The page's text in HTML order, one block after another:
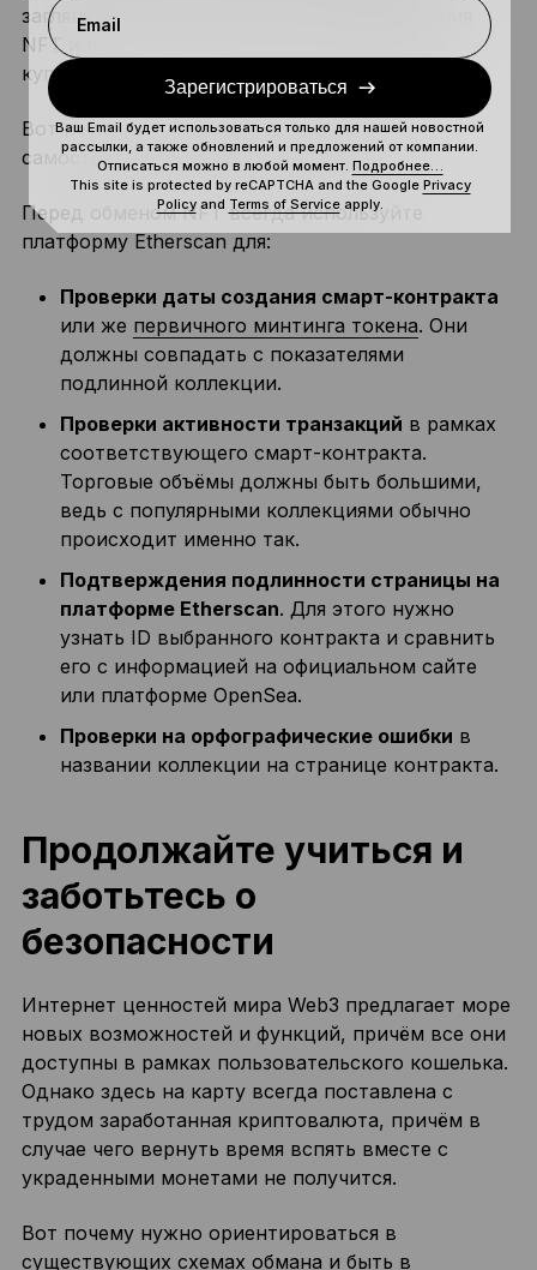
заглянуть за рамки одного лишь изображения
NFT и понять, что конкретно предлагается
купить.
Вот несколько пунктов, которые помогут
самостоятельно обнаружить обман.
Перед обменом NFT всегда используйте
платформу Etherscan для:
Проверки даты создания смарт-контракта
или же первичного минтинга токена. Они
должны совпадать с показателями
подлинной коллекции.
Проверки активности транзакций в рамках
соответствующего смарт-контракта.
Торговые объёмы должны быть большими,
ведь с популярными коллекциями обычно
происходит именно так.
Подтверждения подлинности страницы на
платформе Etherscan. Для этого нужно
узнать ID выбранного контракта и сравнить
его с информацией на официальном сайте
или платформе OpenSea.
Проверки на орфографические ошибки в
названии коллекции на странице контракта.
Продолжайте учиться и
заботьтесь о
безопасности
Интернет ценностей мира Web3 предлагает море
новых возможностей и функций, причём все они
доступны в рамках пользовательского кошелька.
Однако здесь на карту всегда поставлена с
трудом заработанная криптовалюта, причём в
случае чего вернуть время вспять вместе с
украденными монетами не получится.
Вот почему нужно ориентироваться в
существующих схемах обмана и быть в
Email
Зарегистрироваться
Ваш Email будет использоваться только для нашей новостной
рассылки, а также обновлений и предложений от компании.
Отписаться можно в любой момент. Подробнее…
This site is protected by reCAPTCHA and the Google Privacy
Policyand Terms of Serviceapply.